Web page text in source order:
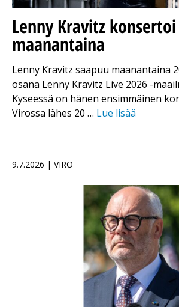
Lenny Kravitz konsertoi
maanantaina
Lenny Kravitz saapuu maanantaina
osana Lenny Kravitz Live 2026 -
Kyseessä on hänen ensimmäinen
Virossa lähes 20 … Lue lisää
9.7.2026 | VIRO